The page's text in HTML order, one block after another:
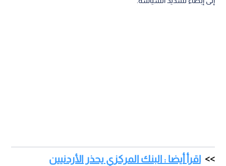
اقرأ أيضا : البنك المركزي يحذر الأردنيين